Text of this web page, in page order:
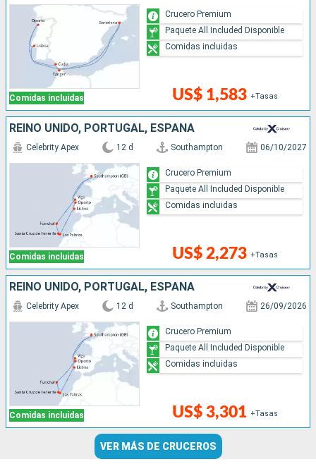
Comidas incluidas US$ 1,583 +Tasas
Crucero Premium
Paquete All Included Disponible
Comidas incluidas
REINO UNIDO, PORTUGAL, ESPAÑA
Comidas incluidas
Celebrity Apex 12 d Southampton 06/10/2027
US$ 2,273 +Tasas
Crucero Premium
Paquete All Included Disponible
Comidas incluidas
REINO UNIDO, PORTUGAL, ESPAÑA
Comidas incluidas
Celebrity Apex 12 d Southampton 26/09/2026
US$ 3,301 +Tasas
Crucero Premium
Paquete All Included Disponible
Comidas incluidas
VER MÁS DE CRUCEROS